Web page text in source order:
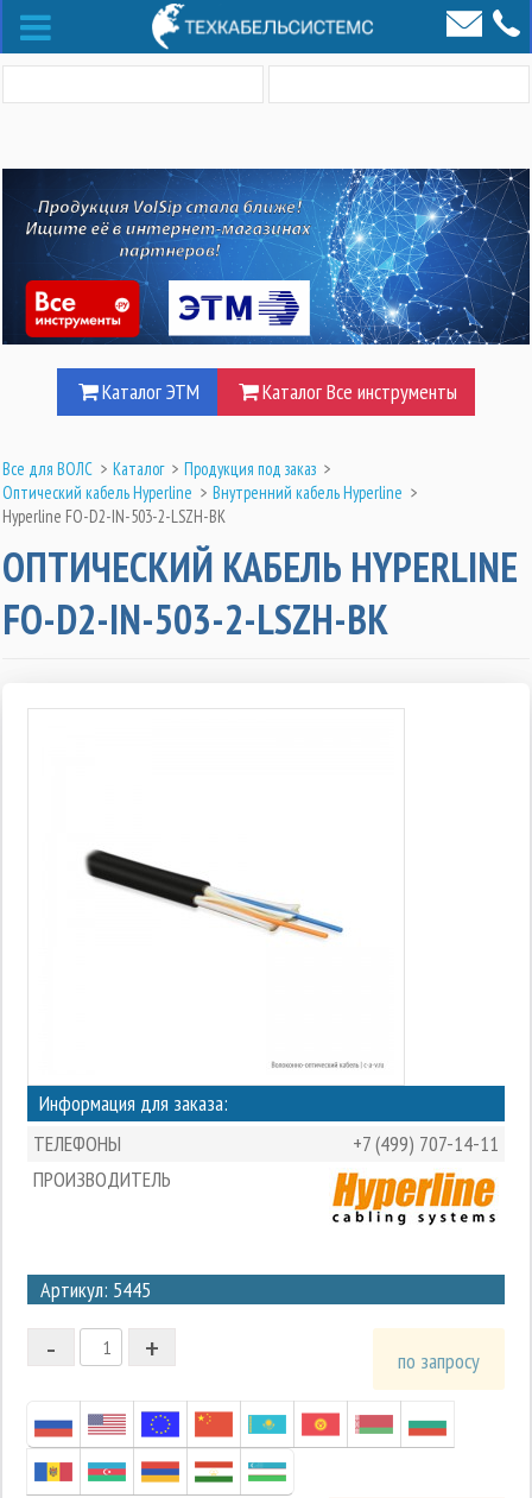
Каталог ЭТМ Каталог Все инструменты
Все для ВОЛС > Каталог > Продукция под заказ >
Оптический кабель Hyperline > Внутренний кабель Hyperline >
Hyperline FO-D2-IN-503-2-LSZH-BK
ОПТИЧЕСКИЙ КАБЕЛЬ HYPERLINE
FO-D2-IN-503-2-LSZH-BK
Информация для заказа:
ТЕЛЕФОНЫ
+7 (499) 707-14-11
ПРОИЗВОДИТЕЛЬ
Артикул: 5445
2
1
-1
+
- по запросу